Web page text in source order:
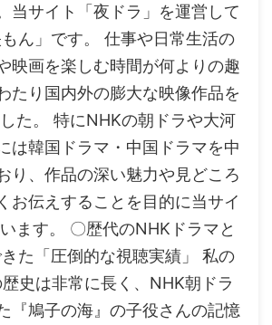
当サイト「夜ドラ」を運営して
ん」です。 仕事や日常生活の
映画を楽しむ時間が何よりの趣
たり国内外の膨大な映像作品を
た。 特にNHKの朝ドラや大河
は韓国ドラマ・中国ドラマを中
り、作品の深い魅力や見どころ
お伝えすることを目的に当サイ
ます。 〇歴代のNHKドラマと
た「圧倒的な視聴実績」 私の
歴史は非常に長く、NHK朝ドラ
『鳩子の海』の子役さんの記憶